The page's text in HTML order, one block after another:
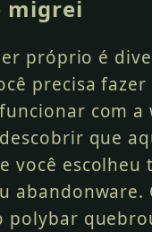
migrei
próprio é
precisa
com a
que
você escolheu
abandonware.
polybar